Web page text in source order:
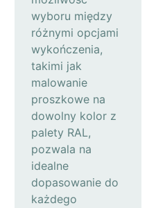
wyboru między
różnymi opcjami
wykończenia,
takimi jak
malowanie
proszkowe na
dowolny kolor z
palety RAL,
pozwala na
idealne
dopasowanie do
każdego